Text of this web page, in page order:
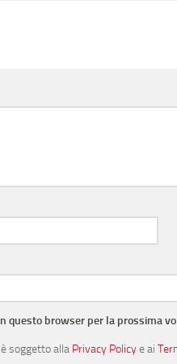
questo browser per la prossima
soggetto alla Privacy Policye ai